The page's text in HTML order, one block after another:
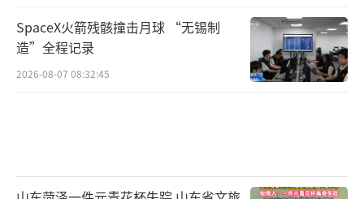
SpaceX火箭残骸撞击月球 “无锡制
造”全程记录
2026-08-07 08:32:45